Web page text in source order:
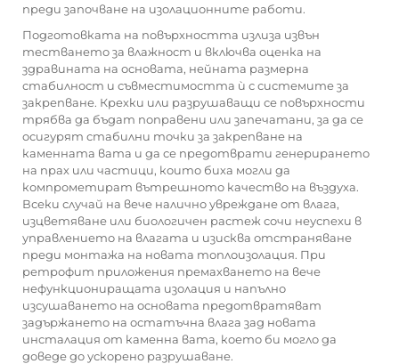
преди започване на изолационните работи.
Подготовката на повърхността излиза извън
тестването за влажност и включва оценка на
здравината на основата, нейната размерна
стабилност и съвместимостта ѝ с системите за
закрепване. Крехки или разрушаващи се повърхности
трябва да бъдат поправени или запечатани, за да се
осигурят стабилни точки за закрепване на
каменната вата и да се предотврати генерирането
на прах или частици, които биха могли да
компрометират вътрешното качество на въздуха.
Всеки случай на вече налично увреждане от влага,
изцветяване или биологичен растеж сочи неуспехи в
управлението на влагата и изисква отстраняване
преди монтажа на новата топлоизолация. При
ретрофит приложения премахването на вече
нефункциониращата изолация и напълно
изсушаването на основата предотвратяват
задържането на остатъчна влага зад новата
инсталация от каменна вата, което би могло да
доведе до ускорено разрушаване.